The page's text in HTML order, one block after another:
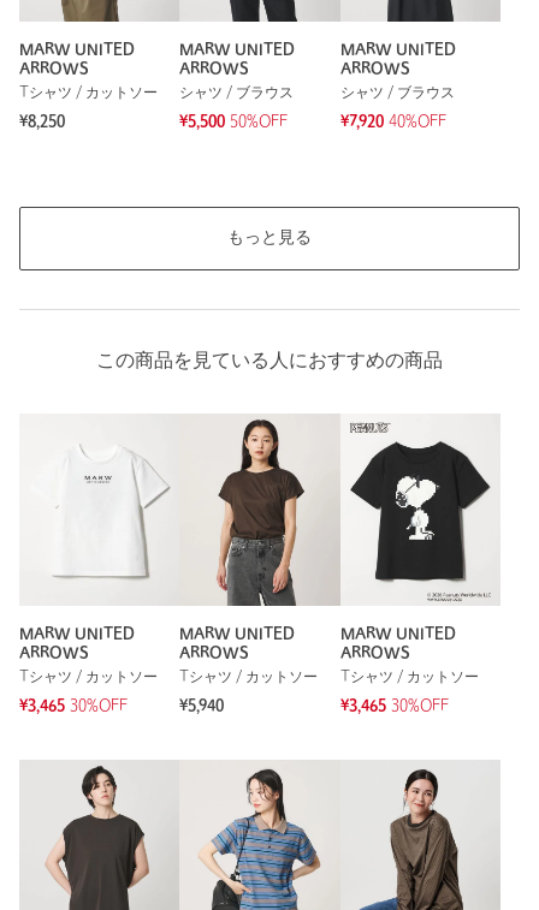
MARW UNITED
ARROWS
Tシャツ / カットソー
¥8,250
MARW UNITED
ARROWS
シャツ / ブラウス
¥5,500 50%OFF
MARW UNITED
ARROWS
シャツ / ブラウス
¥7,920 40%OFF
もっと見る
この商品を見ている人におすすめの商品
MARW UNITED
ARROWS
Tシャツ / カットソー
¥3,465 30%OFF
MARW UNITED
ARROWS
Tシャツ / カットソー
¥5,940
MARW UNITED
ARROWS
Tシャツ / カットソー
¥3,465 30%OFF